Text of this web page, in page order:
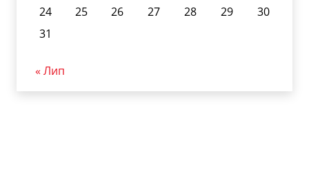
24
25 26 27 28 29
30
31
« Лип